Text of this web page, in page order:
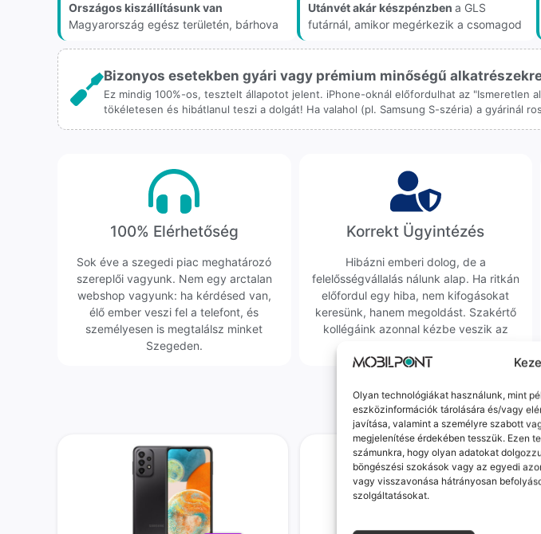
Olyan technológiákat használunk, mint
eszközinformációk tárolására és/vagy
javítása, valamint a személyre szabott
megjelenítése érdekében tesszük. Ezen
számunkra, hogy olyan adatokat
böngészési szokások vagy az egyedi
vagy visszavonása hátrányosan
szolgáltatásokat.
Országos kiszállításunk van
Magyarország egész területén, bárhova
Utánvét akár készpénzben a GLS
futárnál, amikor megérkezik a csomagod
Bizonyos esetekben gyári vagy prémium minőségű
Ez mindig 100%-os, tesztelt állapotot jelent. iPhone-oknál előfordulhat az
tökéletesen és hibátlanul teszi a dolgát! Ha valahol (pl. Samsung S-széria) a gyárinál
100% Elérhetőség
Sok éve a szegedi piac meghatározó
szereplői vagyunk. Nem egy arctalan
webshop vagyunk: ha kérdésed van,
élő ember veszi fel a telefont, és
személyesen is megtalálsz minket
Szegeden.
Korrekt Ügyintézés
Hibázni emberi dolog, de a
felelősségvállalás nálunk alap. Ha ritkán
előfordul egy hiba, nem kifogásokat
keresünk, hanem megoldást. Szakértő
kollégáink azonnal kézbe veszik az
Mások